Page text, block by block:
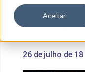
Aceitar
Docente
26 de julho de 18